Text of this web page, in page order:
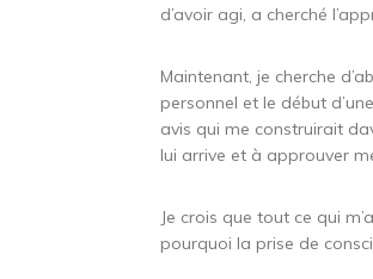
d’avoir agi, a cherché
Maintenant, je cherche
personnel et le début
avis qui me construirait
lui arrive et à approuver
Je crois que tout ce qui
pourquoi la prise de